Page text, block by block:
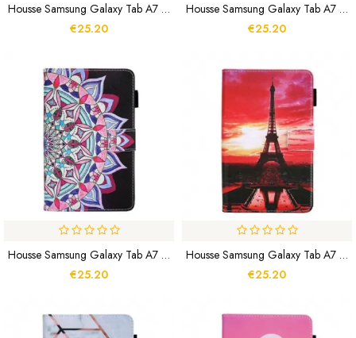
Housse Samsung Galaxy Tab A7 Lite Fleurs De Rêve
€25.20
Housse Samsung Galaxy Tab A7 Lite Espace Design
€25.20
Housse Samsung Galaxy Tab A7 Lite Mandala Graphique
€25.20
Housse Samsung Galaxy Tab A7 Lite Sunset Tour Eiffel
€25.20